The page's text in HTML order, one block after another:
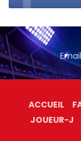
ACCUEIL
JOUEUR-J